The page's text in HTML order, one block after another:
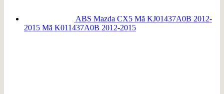
ABS Mazda CX5 Mã KJ01437A0B 2012-
2015 Mã K011437A0B 2012-2015